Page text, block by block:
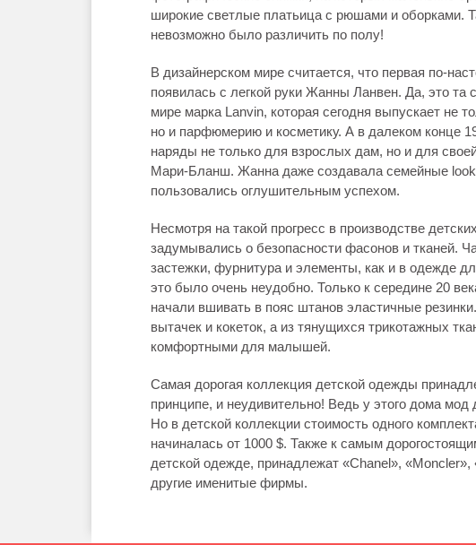
широкие светлые платьица с рюшами и оборками.
невозможно было различить по полу!
В дизайнерском мире считается, что первая по-
появилась с легкой руки Жанны Ланвен. Да, это та
мире марка Lanvin, которая сегодня выпускает не
но и парфюмерию и косметику. А в далеком конце
наряды не только для взрослых дам, но и для
Мари-Бланш. Жанна даже создавала семейные
пользовались оглушительным успехом.
Несмотря на такой прогресс в производстве
задумывались о безопасности фасонов и тканей.
застежки, фурнитура и элементы, как и в одежде
это было очень неудобно. Только к середине 20
начали вшивать в пояс штанов эластичные
вытачек и кокеток, а из тянущихся трикотажных
комфортными для малышей.
Самая дорогая коллекция детской одежды
принципе, и неудивительно! Ведь у этого дома
Но в детской коллекции стоимость одного
начиналась от 1000 $. Также к самым
детской одежде, принадлежат «Chanel»,
другие именитые фирмы.